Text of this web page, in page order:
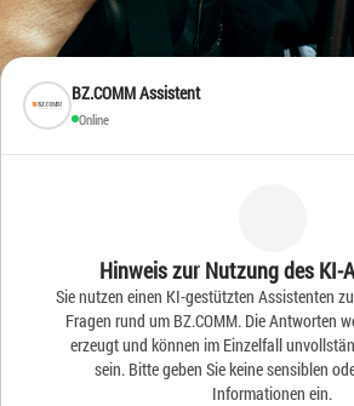
BZ.COMM Assistent
Online
Hinweis zur Nutzung des KI-
Sie nutzen einen KI-gestützten Assistenten
Fragen rund um BZ.COMM. Die Antworten
erzeugt und können im Einzelfall
sein. Bitte geben Sie keine sensiblen
Informationen ein.
Frische Ideen –
News